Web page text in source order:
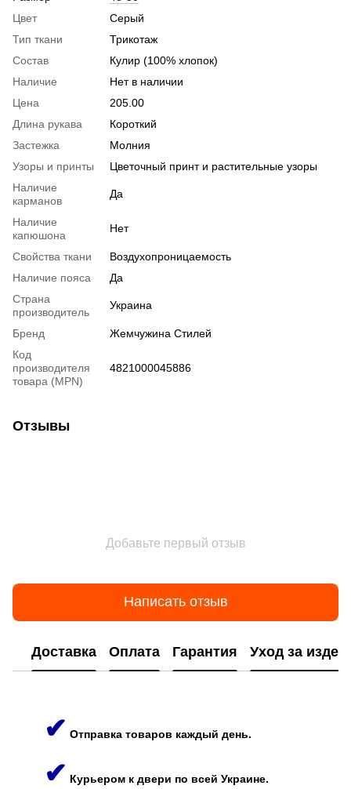
Цвет
Серый
Тип ткани
Трикотаж
Состав
Кулир (100% хлопок)
Наличие
Нет в наличии
Цена
205.00
Длина рукава
Короткий
Застежка
Молния
Узоры и принты
Цветочный принт и растительные узоры
Наличие
карманов
Да
Наличие
капюшона
Нет
Свойства ткани
Воздухопроницаемость
Наличие пояса
Да
Страна
производитель
Украина
Бренд
Жемчужина Стилей
Код
производителя
товара (MPN)
4821000045886
Отзывы
Добавьте первый отзыв
Написать отзыв
Доставка Оплата Гарантия Уход за
✔ Отправка товаров каждый день.
✔ Курьером к двери по всей Украине.